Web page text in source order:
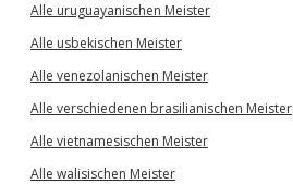
Alle uruguayanischen Meister
Alle usbekischen Meister
Alle venezolanischen Meister
Alle verschiedenen brasilianischen Meister
Alle vietnamesischen Meister
Alle walisischen Meister